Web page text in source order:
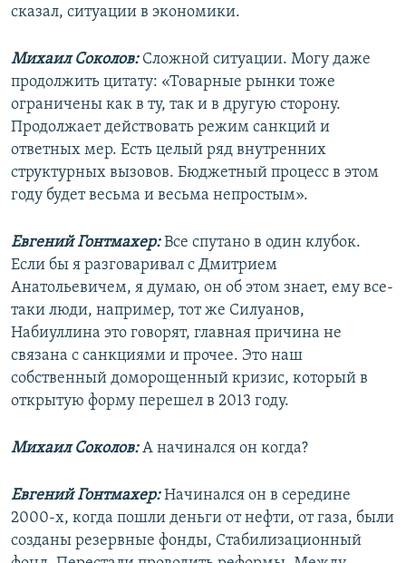
сказал, ситуации в экономики.
Михаил Соколов:Сложной ситуации. Могу даже
продолжить цитату: «Товарные рынки тоже
ограничены как в ту, так и в другую сторону.
Продолжает действовать режим санкций и
ответных мер. Есть целый ряд внутренних
структурных вызовов. Бюджетный процесс в этом
году будет весьма и весьма непростым».
Евгений Гонтмахер:Все спутано в один клубок.
Если бы я разговаривал с Дмитрием
Анатольевичем, я думаю, он об этом знает, ему все-
таки люди, например, тот же Силуанов,
Набиуллина это говорят, главная причина не
связана с санкциями и прочее. Это наш
собственный доморощенный кризис, который в
открытую форму перешел в 2013 году.
Михаил Соколов:А начинался он когда?
Евгений Гонтмахер:Начинался он в середине
2000-х, когда пошли деньги от нефти, от газа, были
созданы резервные фонды, Стабилизационный